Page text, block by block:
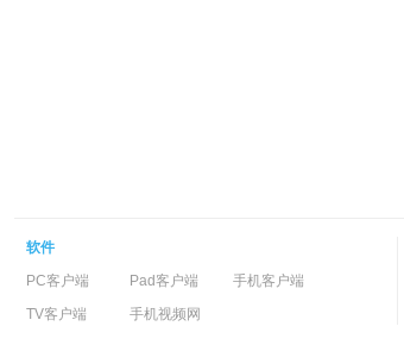
软件
PC客户端
Pad客户端
手机客户端
TV客户端
手机视频网